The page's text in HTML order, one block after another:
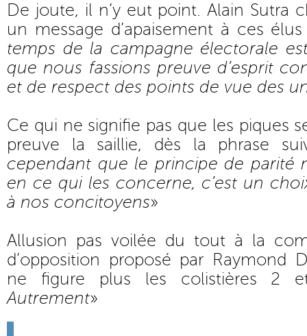
De joute, il n’y eut point. Alain Sutra
un message d’apaisement à ces
temps de la campagne électorale
que nous fassions preuve d’esprit
et de respect des points de vue des
Ce qui ne signifie pas que les piques
preuve la saillie, dès la phrase
cependant que le principe de parité
en ce qui les concerne, c’est un
à nos concitoyens»
Allusion pas voilée du tout à la
d’opposition proposé par Raymond
ne figure plus les colistières 2
Autrement»